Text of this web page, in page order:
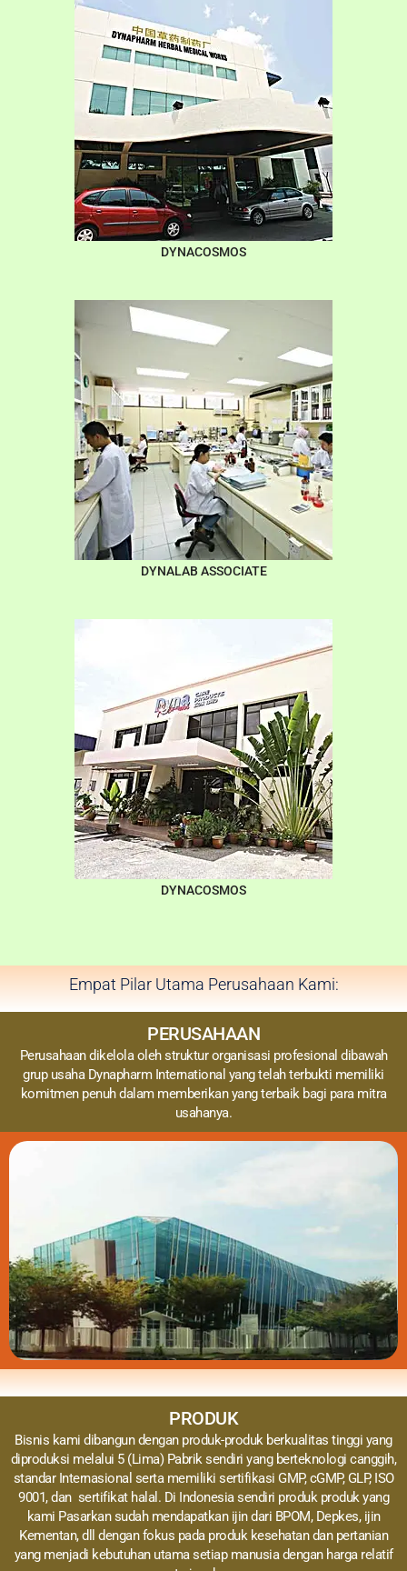
DYNACOSMOS
DYNALAB ASSOCIATE
DYNACOSMOS
Empat Pilar Utama Perusahaan Kami:
PERUSAHAAN
Perusahaan dikelola oleh struktur organisasi profesional dibawah
grup usaha Dynapharm International yang telah terbukti memiliki
komitmen penuh dalam memberikan yang terbaik bagi para mitra
usahanya.
PRODUK
Bisnis kami dibangun dengan produk-produk berkualitas tinggi yang
diproduksi melalui 5 (Lima) Pabrik sendiri yang berteknologi canggih,
standar Internasional serta memiliki sertifikasi GMP, cGMP, GLP, ISO
9001, dan sertifikat halal. Di Indonesia sendiri produk produk yang
kami Pasarkan sudah mendapatkan ijin dari BPOM, Depkes, ijin
Kementan, dll dengan fokus pada produk kesehatan dan pertanian
yang menjadi kebutuhan utama setiap manusia dengan harga relatif